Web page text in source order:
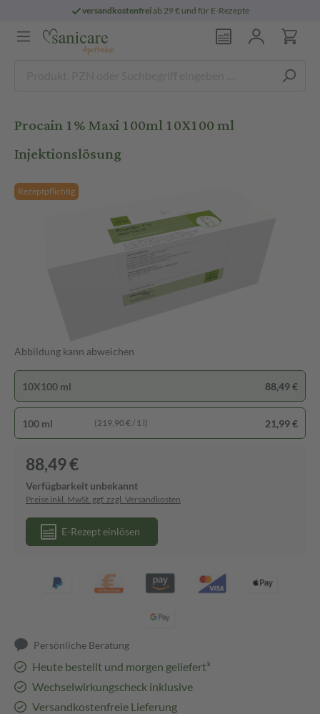
versandkostenfreiab 29 € und für E-Rezepte
Procain 1% Maxi 100ml 10X100 ml
Injektionslösung
Rezeptpflichtig
Abbildung kann abweichen
10X100 ml 88,49 €
100 ml (219,90 € / 1 l) 21,99 €
88,49 €
Verfügbarkeit unbekannt
Preise inkl. MwSt. ggf. zzgl. Versandkosten
E-Rezept einlösen
Persönliche Beratung
Heute bestellt und morgen geliefert³
Wechselwirkungscheck inklusive
Versandkostenfreie Lieferung